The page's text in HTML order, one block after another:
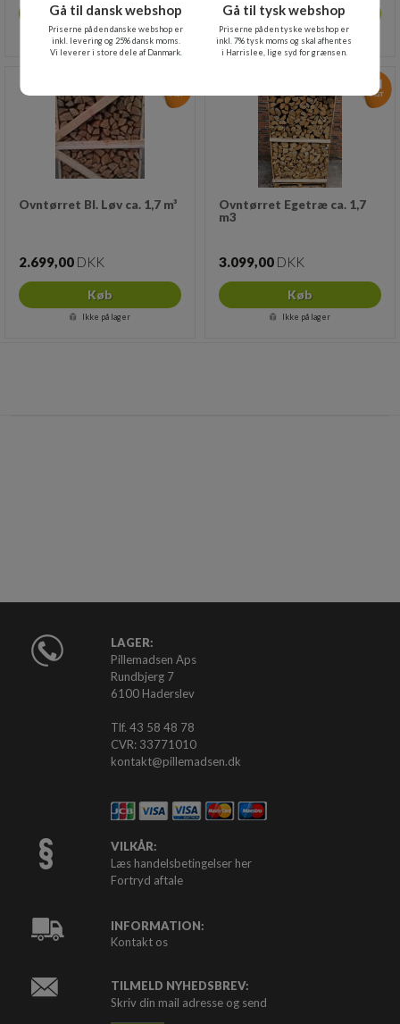
Køb
Ikke på lager
Køb
Ikke på lager
Ovntørret Bl. Løv ca. 1,7 m³
2.699,00 DKK
Køb
Ikke på lager
Ovntørret Egetræ ca. 1,7
m3
3.099,00 DKK
Køb
Ikke på lager
LAGER:
Pillemadsen Aps
Rundbjerg 7
6100 Haderslev
Tlf. 43 58 48 78
CVR: 33771010
kontakt@pillemadsen.dk
VILKÅR:
Læs handelsbetingelser her
Fortryd aftale
INFORMATION:
Kontakt os
TILMELD NYHEDSBREV:
Skriv din mail adresse og send
Gå til dansk webshop
Priserne på den danske webshop er
inkl. levering og 25% dansk moms.
Vi leverer i store dele af Danmark.
Gå til tysk webshop
Priserne på den tyske webshop er
inkl. 7% tysk moms og skal afhentes
i Harrislee, lige syd for grænsen.